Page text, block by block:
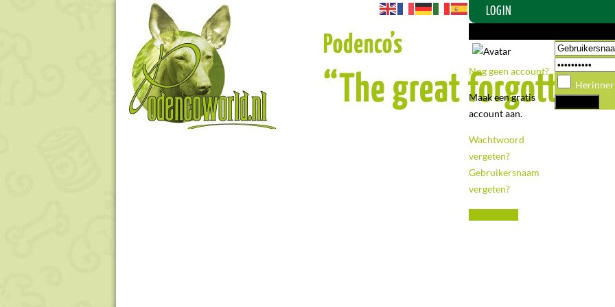
LOGIN
Nog geen account?
Maak een gratis
account aan.
Wachtwoord
vergeten?
Gebruikersnaam
vergeten?